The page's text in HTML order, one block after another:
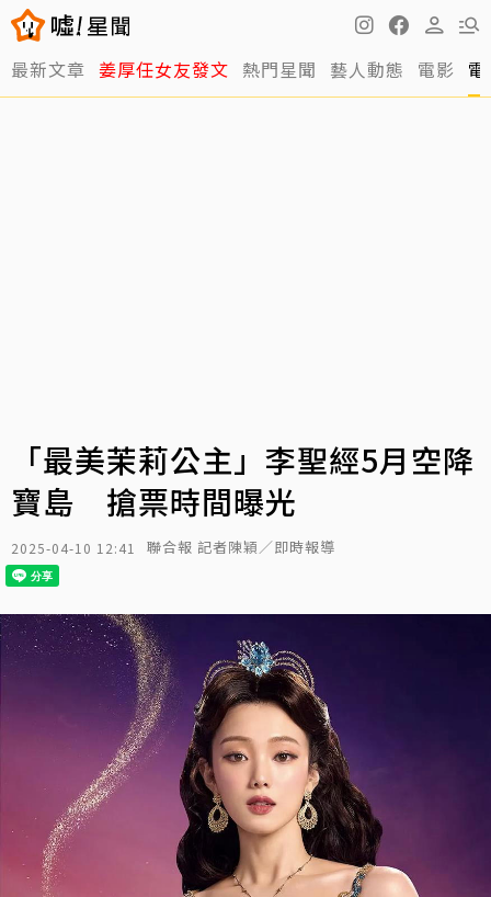
最新文章 姜厚任女友發文 熱門星聞 藝人動態 電影
「最美茉莉公主」李聖經5月空降
寶島 搶票時間曝光
2025-04-10 12:41 聯合報 記者陳穎／即時報導